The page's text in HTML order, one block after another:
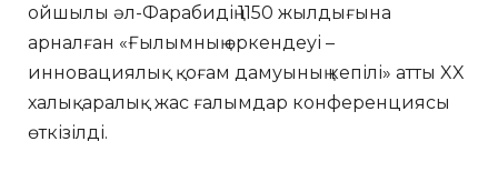
ойшылы әл-Фарабидің 1150 жылдығына
арналған «Ғылымның өркендеуі –
инновациялық қоғам дамуының кепілі» атты XX
халықаралық жас ғалымдар конференциясы
өткізілді.